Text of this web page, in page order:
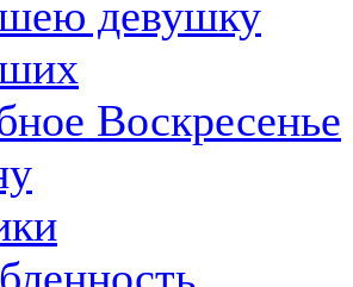
девушку
Воскресенье